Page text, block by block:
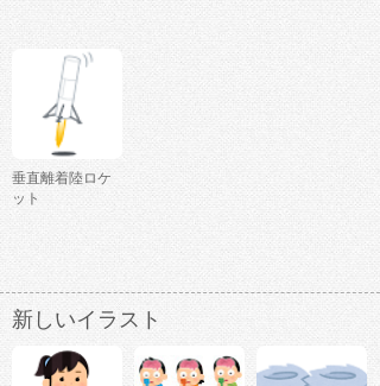
垂直離着陸ロケ
ット
新しいイラスト